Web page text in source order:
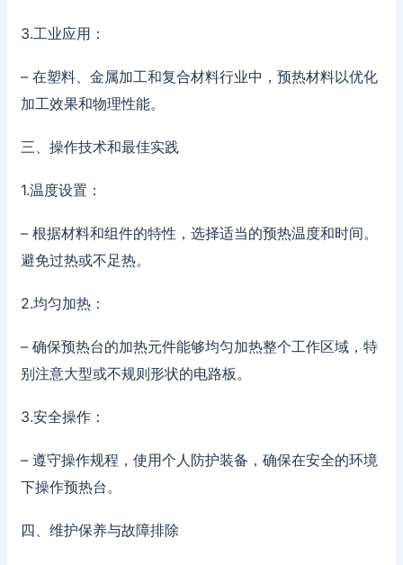
3.工业应用：
– 在塑料、金属加工和复合材料行业中，预热材料以优化
加工效果和物理性能。
三、操作技术和最佳实践
1.温度设置：
– 根据材料和组件的特性，选择适当的预热温度和时间。
避免过热或不足热。
2.均匀加热：
– 确保预热台的加热元件能够均匀加热整个工作区域，特
别注意大型或不规则形状的电路板。
3.安全操作：
– 遵守操作规程，使用个人防护装备，确保在安全的环境
下操作预热台。
四、维护保养与故障排除